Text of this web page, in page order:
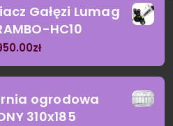
Gałęzi Lumag
HC10
zł
ogrodowa
310x185